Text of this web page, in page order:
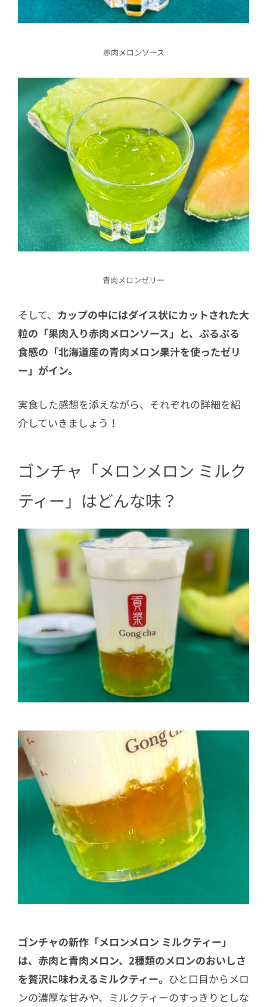
赤肉メロンソース
青肉メロンゼリー
そして、 カップの中にはダイス状にカットされた大
粒の「果肉入り赤肉メロンソース」と、ぷるぷる
食感の「北海道産の青肉メロン果汁を使ったゼリ
ー」がイン。
実食した感想を添えながら、それぞれの詳細を紹
介していきましょう！
ゴンチャ「メロンメロン ミルク
ティー」はどんな味？
ゴンチャの新作「メロンメロン ミルクティー」
は、赤肉と青肉メロン、2種類のメロンのおいしさ
を贅沢に味わえるミルクティー。 ひと口目からメロ
ンの濃厚な甘みや、ミルクティーのすっきりとしな